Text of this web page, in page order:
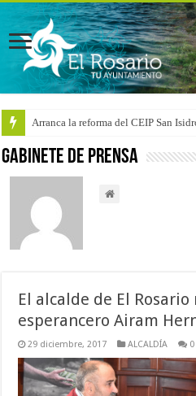
Arranca la reforma del CEIP San
Gabinete de Prensa
El alcalde de El
esperancero Airam
29 diciembre, 2017 ALCALDÍA 0